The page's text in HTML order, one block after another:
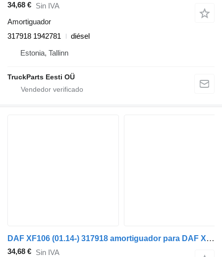
34,68 € Sin IVA
Amortiguador
317918 1942781
diésel
Estonia, Tallinn
TruckParts Eesti OÜ
DAF XF106 (01.14-) 317918 amortiguador para DAF XF106 (2014-) cabeza tractora
34,68 € Sin IVA